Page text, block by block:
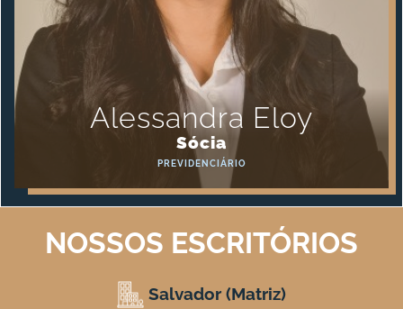
Alessandra Eloy
Sócia
PREVIDENCIÁRIO
NOSSOS ESCRITÓRIOS
Salvador (Matriz)